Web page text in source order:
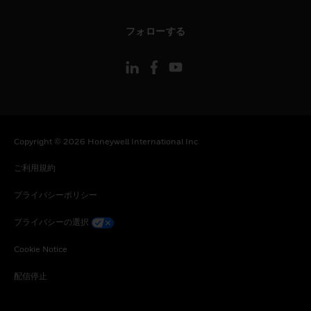
フォローする
Copyright © 2026 Honeywell International Inc
ご利用規約
プライバシーポリシー
プライバシーの選択
Cookie Notice
配信停止